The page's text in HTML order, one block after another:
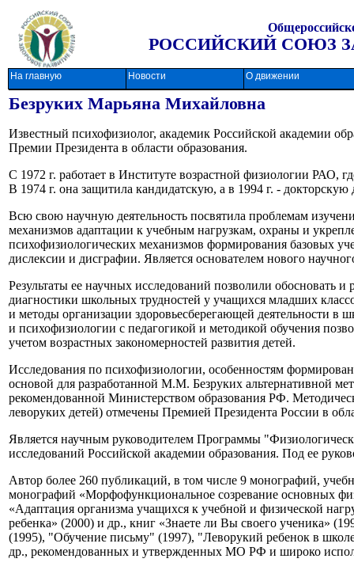
РОССИЙСКИЙ СОЮЗ
Безруких Марьяна Михайловна
Известный психофизиолог, академик Российской академии
Премии Президента в области образования.
С 1972 г. работает в Институте возрастной физиологии РАО,
В 1974 г. она защитила кандидатскую, а в 1994 г. - докторскую
Всю свою научную деятельность посвятила проблемам
механизмов адаптации к учебным нагрузкам, охраны и
психофизиологических механизмов формирования базовых
дислексии и дисграфии. Является основателем нового
Результаты ее научных исследований позволили обосновать
диагностики школьных трудностей у учащихся младших
и методы организации здоровьесберегающей деятельности в
и психофизиологии с педагогикой и методикой обучения
учетом возрастных закономерностей развития детей.
Исследования по психофизиологии, особенностям
основой для разработанной М.М. Безруких альтернативной
рекомендованной Министерством образования РФ.
леворуких детей) отмечены Премией Президента России в
Является научным руководителем Программы
исследований Российской академии образования. Под ее
Автор более 260 публикаций, в том числе 9 монографий,
монографий «Морфофункциональное созревание основных
«Адаптация организма учащихся к учебной и физической
ребенка» (2000) и др., книг «Знаете ли Вы своего ученика»
(1995), "Обучение письму" (1997), "Леворукий ребенок в
др., рекомендованных и утвержденных МО РФ и широко
На главную Новости О движении